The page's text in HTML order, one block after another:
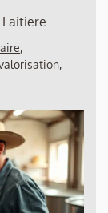
,
,